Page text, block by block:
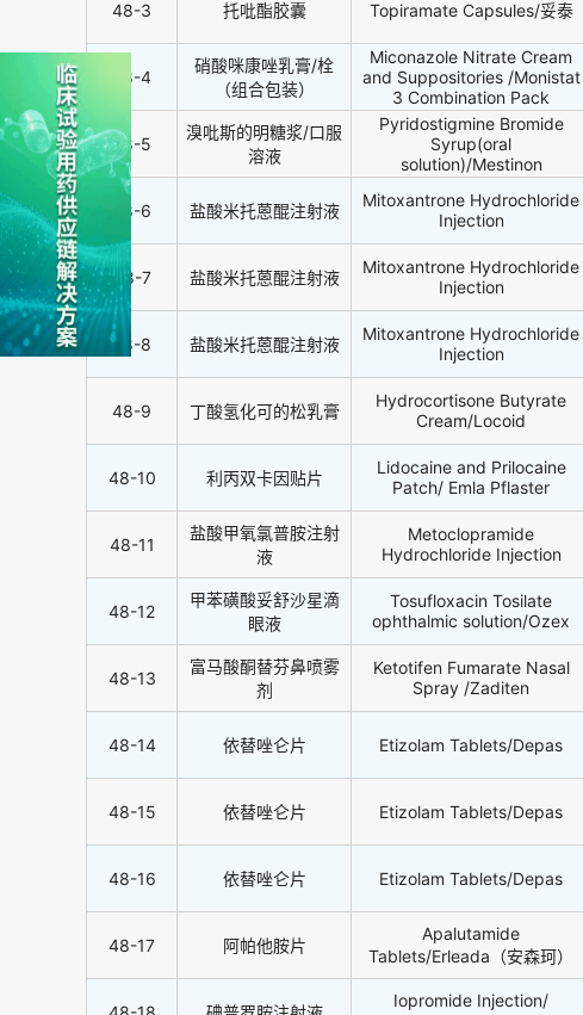
48-3 托吡酯胶囊 Topiramate Capsules/妥泰
48-4
硝酸咪康唑乳膏/栓
（组合包装）
Miconazole Nitrate Cream
and Suppositories /Monistat
3 Combination Pack
48-5
溴吡斯的明糖浆/口服
溶液
Pyridostigmine Bromide
Syrup(oral
solution)/Mestinon
48-6 盐酸米托蒽醌注射液
Mitoxantrone Hydrochloride
Injection
48-7 盐酸米托蒽醌注射液
Mitoxantrone Hydrochloride
Injection
48-8 盐酸米托蒽醌注射液
Mitoxantrone Hydrochloride
Injection
48-9 丁酸氢化可的松乳膏
Hydrocortisone Butyrate
Cream/Locoid
48-10 利丙双卡因贴片
Lidocaine and Prilocaine
Patch/ Emla Pflaster
48-11
盐酸甲氧氯普胺注射
液
Metoclopramide
Hydrochloride Injection
48-12
甲苯磺酸妥舒沙星滴
眼液
Tosufloxacin Tosilate
ophthalmic solution/Ozex
48-13
富马酸酮替芬鼻喷雾
剂
Ketotifen Fumarate Nasal
Spray /Zaditen
48-14 依替唑仑片 Etizolam Tablets/Depas
48-15 依替唑仑片 Etizolam Tablets/Depas
48-16 依替唑仑片 Etizolam Tablets/Depas
48-17 阿帕他胺片
Apalutamide
Tablets/Erleada（安森珂）
Iopromide Injection/